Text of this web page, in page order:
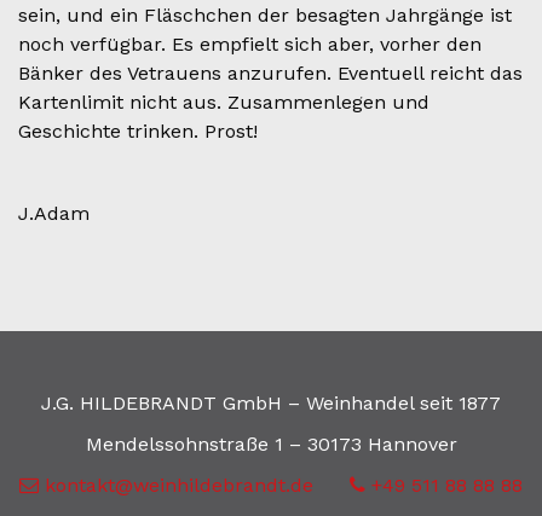
sein, und ein Fläschchen der besagten Jahrgänge ist
noch verfügbar. Es empfielt sich aber, vorher den
Bänker des Vetrauens anzurufen. Eventuell reicht das
Kartenlimit nicht aus. Zusammenlegen und
Geschichte trinken. Prost!
J.Adam
J.G. HILDEBRANDT GmbH – Weinhandel seit 1877
Mendelssohnstraße 1 – 30173 Hannover
kontakt@weinhildebrandt.de
+49 511 88 88 88